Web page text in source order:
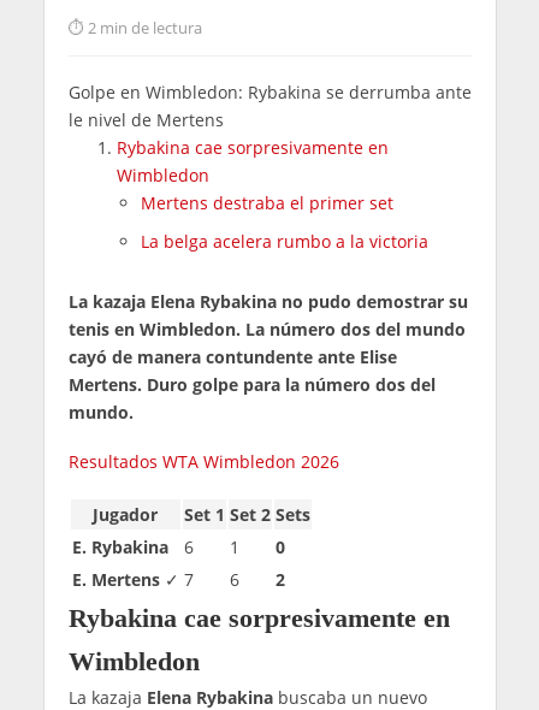
2 min de lectura
Golpe en Wimbledon: Rybakina se derrumba ante
le nivel de Mertens
Rybakina cae sorpresivamente en
Wimbledon
Mertens destraba el primer set
La belga acelera rumbo a la victoria
La kazaja Elena Rybakina no pudo demostrar su
tenis en Wimbledon. La número dos del mundo
cayó de manera contundente ante Elise
Mertens. Duro golpe para la número dos del
mundo.
Resultados WTA Wimbledon 2026
Jugador Set 1 Set 2 Sets
E. Rybakina
6 1
0
E. Mertens✓ 7 6 2
Rybakina cae sorpresivamente en
Wimbledon
La kazaja Elena Rybakinabuscaba un nuevo